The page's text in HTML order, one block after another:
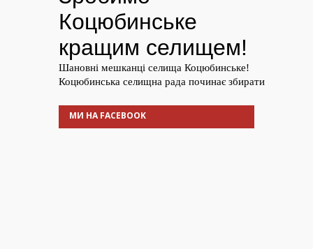
МИ НА FACEBOOK